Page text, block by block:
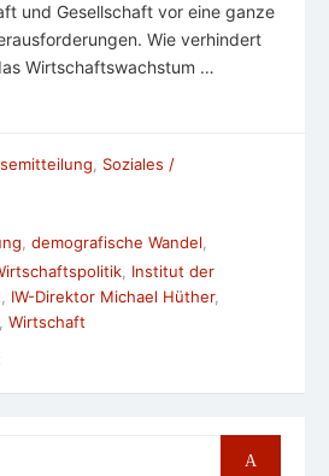
und Gesellschaft vor eine ganze
Wie verhindert
Wirtschaftswachstum …
Soziales /
, demografische Wandel,
Institut der
IW-Direktor Michael Hüther,
Wirtschaft
Search